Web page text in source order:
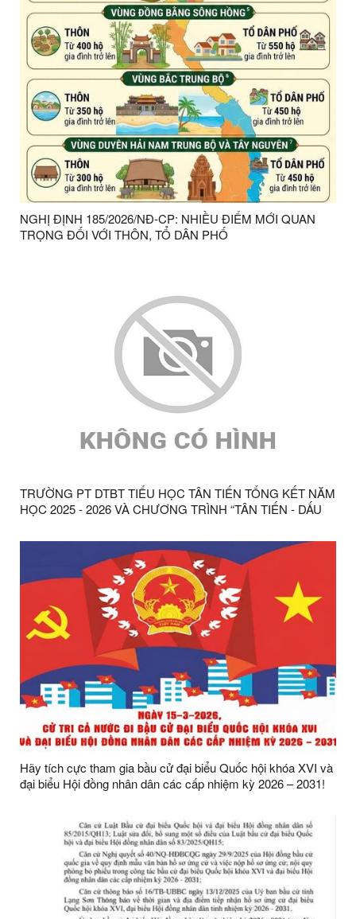
NGHỊ ĐỊNH 185/2026/NĐ-CP: NHIỀU ĐIỂM MỚI QUAN
TRỌNG ĐỐI VỚI THÔN, TỔ DÂN PHỐ
TRƯỜNG PT DTBT TIỂU HỌC TÂN TIẾN TỔNG KẾT NĂM
HỌC 2025 - 2026 VÀ CHƯƠNG TRÌNH “TÂN TIẾN - DẤU
Hãy tích cực tham gia bầu cử đại biểu Quốc hội khóa XVI và
đại biểu Hội đồng nhân dân các cấp nhiệm kỳ 2026 – 2031!